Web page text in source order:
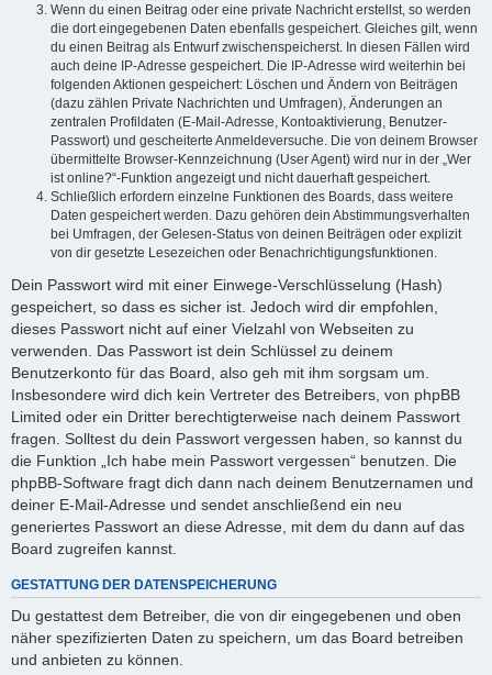
Wenn du einen Beitrag oder eine private Nachricht erstellst, so werden
die dort eingegebenen Daten ebenfalls gespeichert. Gleiches gilt, wenn
du einen Beitrag als Entwurf zwischenspeicherst. In diesen Fällen wird
auch deine IP-Adresse gespeichert. Die IP-Adresse wird weiterhin bei
folgenden Aktionen gespeichert: Löschen und Ändern von Beiträgen
(dazu zählen Private Nachrichten und Umfragen), Änderungen an
zentralen Profildaten (E-Mail-Adresse, Kontoaktivierung, Benutzer-
Passwort) und gescheiterte Anmeldeversuche. Die von deinem Browser
übermittelte Browser-Kennzeichnung (User Agent) wird nur in der „Wer
ist online?“-Funktion angezeigt und nicht dauerhaft gespeichert.
Schließlich erfordern einzelne Funktionen des Boards, dass weitere
Daten gespeichert werden. Dazu gehören dein Abstimmungsverhalten
bei Umfragen, der Gelesen-Status von deinen Beiträgen oder explizit
von dir gesetzte Lesezeichen oder Benachrichtigungsfunktionen.
Dein Passwort wird mit einer Einwege-Verschlüsselung (Hash)
gespeichert, so dass es sicher ist. Jedoch wird dir empfohlen,
dieses Passwort nicht auf einer Vielzahl von Webseiten zu
verwenden. Das Passwort ist dein Schlüssel zu deinem
Benutzerkonto für das Board, also geh mit ihm sorgsam um.
Insbesondere wird dich kein Vertreter des Betreibers, von phpBB
Limited oder ein Dritter berechtigterweise nach deinem Passwort
fragen. Solltest du dein Passwort vergessen haben, so kannst du
die Funktion „Ich habe mein Passwort vergessen“ benutzen. Die
phpBB-Software fragt dich dann nach deinem Benutzernamen und
deiner E-Mail-Adresse und sendet anschließend ein neu
generiertes Passwort an diese Adresse, mit dem du dann auf das
Board zugreifen kannst.
GESTATTUNG DER DATENSPEICHERUNG
Du gestattest dem Betreiber, die von dir eingegebenen und oben
näher spezifizierten Daten zu speichern, um das Board betreiben
und anbieten zu können.